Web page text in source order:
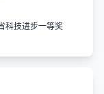
科技进步一等奖